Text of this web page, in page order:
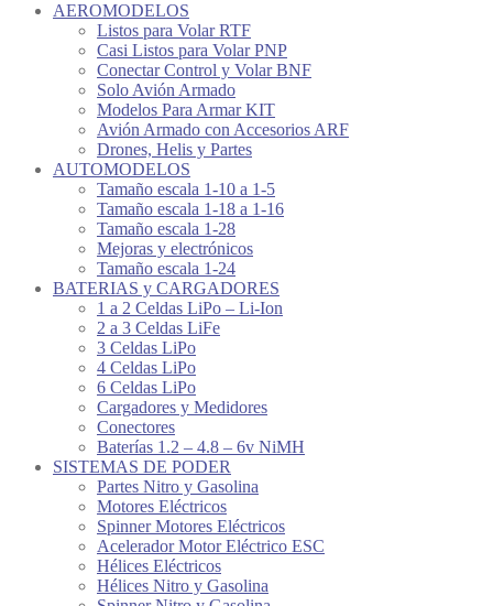
AEROMODELOS
Listos para Volar RTF
Casi Listos para Volar PNP
Conectar Control y Volar BNF
Solo Avión Armado
Modelos Para Armar KIT
Avión Armado con Accesorios ARF
Drones, Helis y Partes
AUTOMODELOS
Tamaño escala 1-10 a 1-5
Tamaño escala 1-18 a 1-16
Tamaño escala 1-28
Mejoras y electrónicos
Tamaño escala 1-24
BATERIAS y CARGADORES
1 a 2 Celdas LiPo – Li-Ion
2 a 3 Celdas LiFe
3 Celdas LiPo
4 Celdas LiPo
6 Celdas LiPo
Cargadores y Medidores
Conectores
Baterías 1.2 – 4.8 – 6v NiMH
SISTEMAS DE PODER
Partes Nitro y Gasolina
Motores Eléctricos
Spinner Motores Eléctricos
Acelerador Motor Eléctrico ESC
Hélices Eléctricos
Hélices Nitro y Gasolina